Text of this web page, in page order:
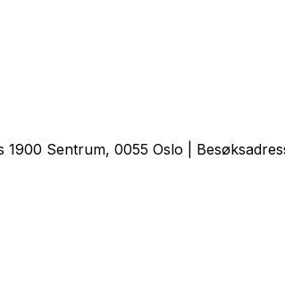
1900 Sentrum, 0055 Oslo |